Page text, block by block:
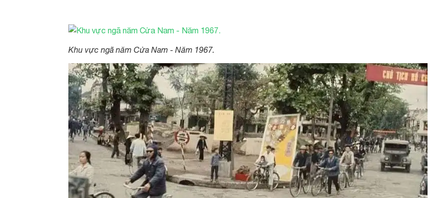
Khu vực ngã năm Cửa Nam - Năm 1967.